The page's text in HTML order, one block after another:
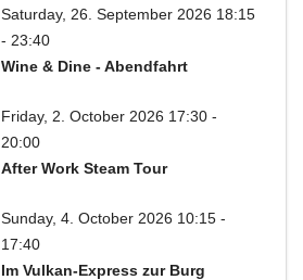
Saturday, 26. September 2026 18:15
- 23:40
Wine & Dine - Abendfahrt
Friday, 2. October 2026 17:30 -
20:00
After Work Steam Tour
Sunday, 4. October 2026 10:15 -
17:40
Im Vulkan-Express zur Burg